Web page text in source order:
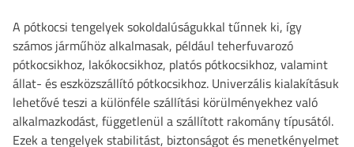
A pótkocsi tengelyek sokoldalúságukkal tűnnek ki, így
számos járműhöz alkalmasak, például teherfuvarozó
pótkocsikhoz, lakókocsikhoz, platós pótkocsikhoz, valamint
állat- és eszközszállító pótkocsikhoz. Univerzális kialakításuk
lehetővé teszi a különféle szállítási körülményekhez való
alkalmazkodást, függetlenül a szállított rakomány típusától.
Ezek a tengelyek stabilitást, biztonságot és menetkényelmet